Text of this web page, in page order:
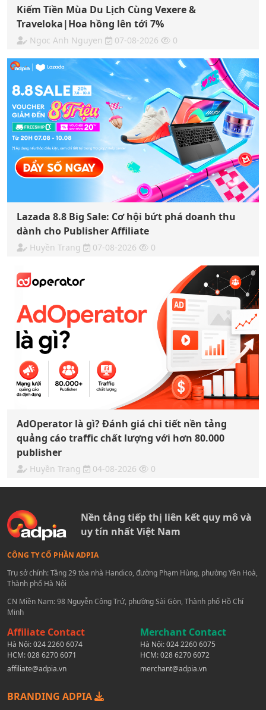
Kiếm Tiền Mùa Du Lịch Cùng Vexere &
Traveloka|Hoa hồng lên tới 7%
Ngoc Anh Nguyen 07-08-2026 0
Lazada 8.8 Big Sale: Cơ hội bứt phá doanh thu
dành cho Publisher Affiliate
Huyền Trang 07-08-2026 0
AdOperator là gì? Đánh giá chi tiết nền tảng
quảng cáo traffic chất lượng với hơn 80.000
publisher
Huyền Trang 04-08-2026 0
Nền tảng tiếp thị liên kết quy mô và
uy tín nhất Việt Nam
CÔNG TY CỔ PHẦN ADPIA
Trụ sở chính: Tầng 29 tòa nhà Handico, đường Phạm Hùng, phường Yên Hoà,
Thành phố Hà Nội
CN Miền Nam: 98 Nguyễn Công Trứ, phường Sài Gòn, Thành phố Hồ Chí
Minh
Affiliate Contact
Hà Nội:024 2260 6074
HCM:028 6270 6071
affiliate@adpia.vn
Merchant Contact
Hà Nội:024 2260 6075
HCM:028 6270 6072
merchant@adpia.vn
BRANDING ADPIA